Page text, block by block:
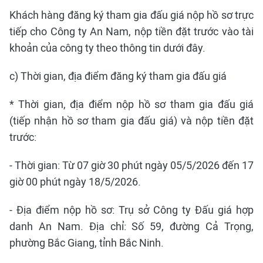
Khách hàng đăng ký tham gia đấu giá nộp hồ sơ trực
tiếp cho Công ty An Nam, nộp tiền đặt trước vào tài
khoản của công ty theo thông tin dưới đây.
c) Thời gian, địa điểm đăng ký tham gia đấu giá
* Thời gian, địa điểm nộp hồ sơ tham gia đấu giá
(tiếp nhận hồ sơ tham gia đấu giá) và nộp tiền đặt
trước:
- Thời gian: Từ 07 giờ 30 phút ngày 05/5/2026 đến 17
giờ 00 phút ngày 18/5/2026.
- Địa điểm nộp hồ sơ: Trụ sở Công ty Đấu giá hợp
danh An Nam. Địa chỉ: Số 59, đường Cả Trọng,
phường Bắc Giang, tỉnh Bắc Ninh.